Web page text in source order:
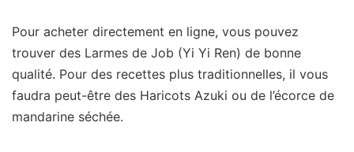
Pour acheter directement en ligne, vous pouvez
trouver des Larmes de Job (Yi Yi Ren) de bonne
qualité. Pour des recettes plus traditionnelles, il vous
faudra peut-être des Haricots Azuki ou de l’écorce de
mandarine séchée.